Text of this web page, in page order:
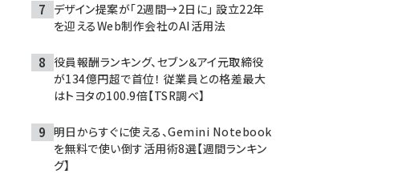
デザイン提案が「2週間→2日に」 設立22年
を迎えるWeb制作会社のAI活用法
役員報酬ランキング、セブン＆アイ元取締役
が134億円超で首位！ 従業員との格差最大
はトヨタの100.9倍【TSR調べ】
明日からすぐに使える、Gemini Notebook
を無料で使い倒す活用術8選【週間ランキン
グ】